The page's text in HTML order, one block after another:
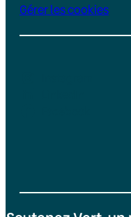
Gérer les cookies